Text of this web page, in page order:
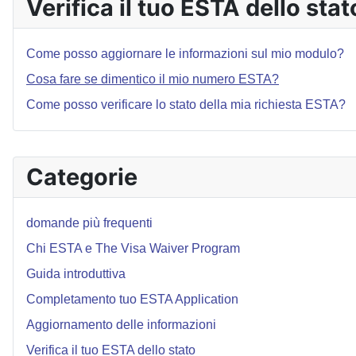
Categorie
domande più frequenti
Chi ESTA e The Visa Waiver Program
Guida introduttiva
Completamento tuo ESTA Application
Aggiornamento delle informazioni
Verifica il tuo ESTA dello stato
Verifica il tuo ESTA dello
Come posso aggiornare le informazioni sul mio modulo?
Cosa fare se dimentico il mio numero ESTA?
Come posso verificare lo stato della mia richiesta ESTA?